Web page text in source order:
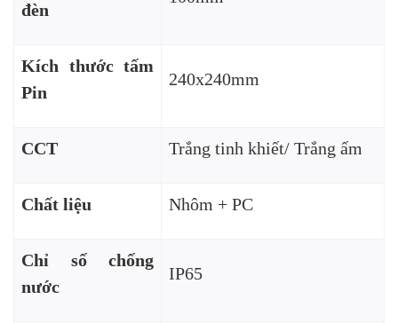
đèn
Kích thước tấm
Pin
240x240mm
CCT Trắng tinh khiết/ Trắng ấm
Chất liệu Nhôm + PC
Chỉ số chống
nước
IP65